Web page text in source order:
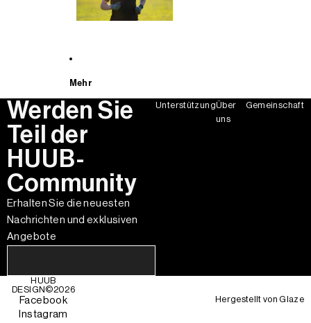
Mehr
Werden Sie
Teil der
HUUB-
Community
Erhalten Sie die neuesten
Nachrichten und exklusiven
Angebote
UnterstützungÜber
uns
Gemeinschaft
HUUB
DESIGN©2026
Facebook
Instagram
Hergestellt vonGlaze